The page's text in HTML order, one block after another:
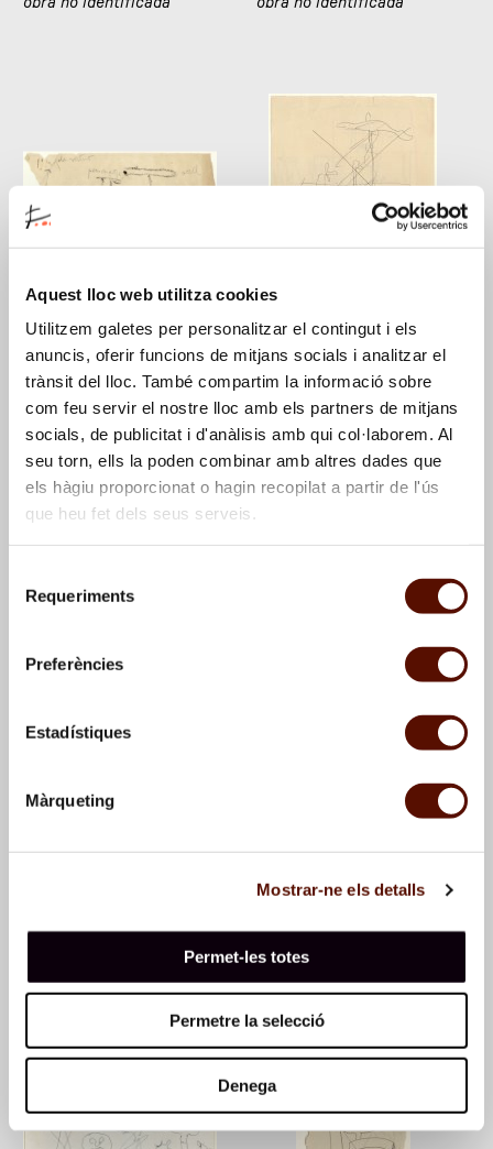
Aquest lloc web utilitza cookies
Utilitzem galetes per personalitzar el contingut i els
anuncis, oferir funcions de mitjans socials i analitzar el
trànsit del lloc. També compartim la informació sobre
com feu servir el nostre lloc amb els partners de mitjans
socials, de publicitat i d'anàlisis amb qui col·laborem. Al
seu torn, ells la poden combinar amb altres dades que
els hàgiu proporcionat o hagin recopilat a partir de l'ús
que heu fet dels seus serveis.
Requeriments
Preferències
Estadístiques
Màrqueting
Mostrar-ne els detalls
Permet-les totes
Permetre la selecció
Denega
obra no identificada
obra no identificada
palmera, 1956; Pórtico,
1956, y otras obras no
Gran personaje, 1956 y El
velero, 1956
Monumento, 1956 y
Objeto, 1956